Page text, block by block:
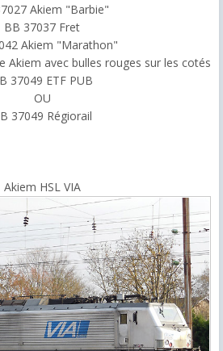
Akiem "Barbie"
BB 37037 Fret
Akiem "Marathon"
Akiem avec bulles rouges sur les cotés
37049 ETF PUB
OU
37049 Régiorail
Akiem HSL VIA